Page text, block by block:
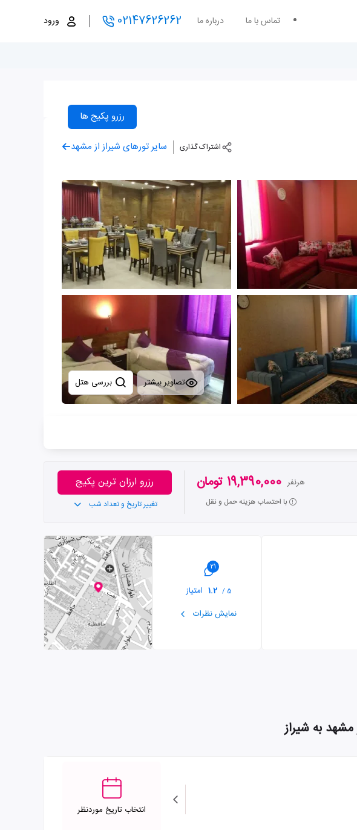
تماس با ما درباره ما 02147626262 ورود
رزرو پکیج ها
اشتراک گذاری سایر تورهای شیراز از مشهد
تصاویر بیشتر
هرنفر 19,390,000 تومان
با احتساب هزینه حمل و نقل
رزرو ارزان ترین پکیج
تغییر تاریخ و تعداد شب
21
5 /
1.2 امتیاز
نمایش نظرات
به شیراز
انتخاب تاریخ موردنظر